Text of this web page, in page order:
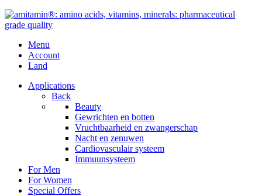
Menu
Account
Land
Applications
Back
Beauty
Gewrichten en botten
Vruchtbaarheid en zwangerschap
Nacht en zenuwen
Cardiovasculair systeem
Immuunsysteem
For Men
For Women
Special Offers